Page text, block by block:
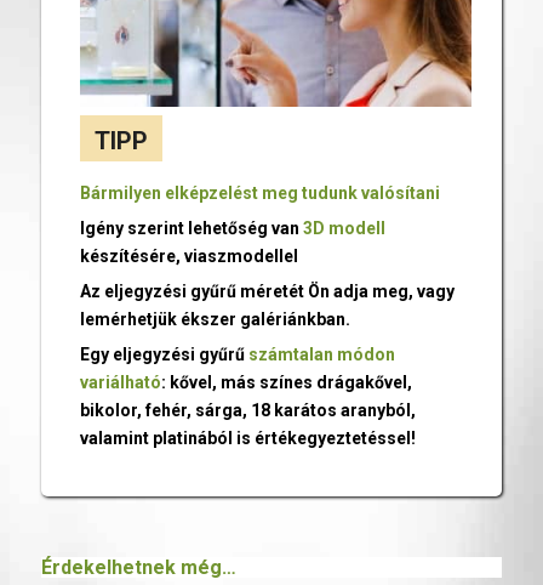
TIPP
Bármilyen elképzelést meg tudunk valósítani
Igény szerint lehetőség van 3D modell
készítésére, viaszmodellel
Az eljegyzési gyűrű méretét Ön adja meg, vagy
lemérhetjük ékszer galériánkban.
Egy eljegyzési gyűrű számtalan módon
variálható: kővel, más színes drágakővel,
bikolor, fehér, sárga, 18 karátos aranyból,
valamint platinából is értékegyeztetéssel!
Érdekelhetnek még…